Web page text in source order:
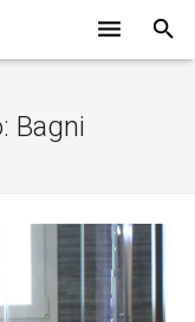
Bagni